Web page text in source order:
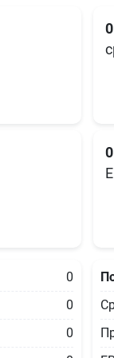
0
0
0
0
0